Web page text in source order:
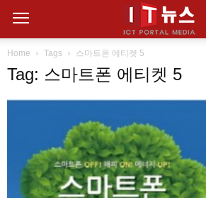
Home Tags 스마트폰 에티켓 5
Tag: 스마트폰 에티켓 5